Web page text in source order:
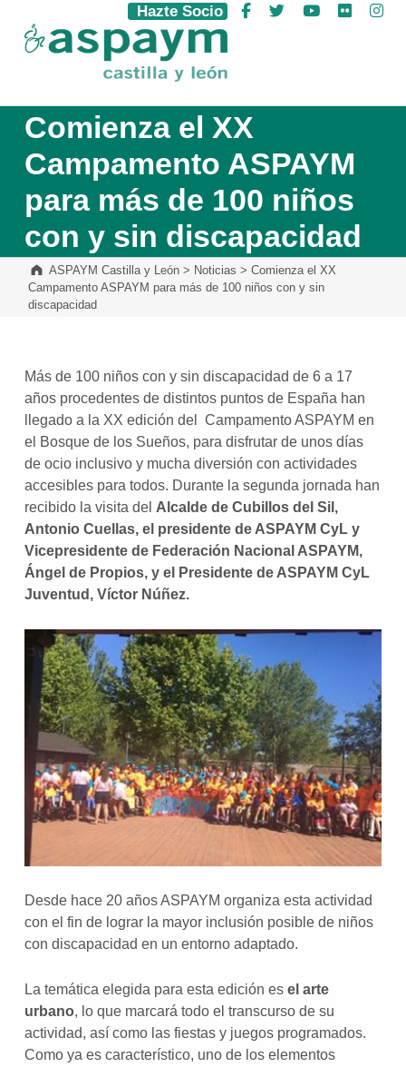
ASPAYM Castilla y León
Hazte Socio Facebook
Twitter YouTube
Flickr
Comienza el XX
Campamento ASPAYM
para más de 100 niños
con y sin discapacidad
ASPAYM Castilla y León> Noticias > Comienza el XX
Campamento ASPAYM para más de 100 niños con y sin
discapacidad
Más de 100 niños con y sin discapacidad de 6 a 17
años procedentes de distintos puntos de España han
llegado a la XX edición del Campamento ASPAYM en
el Bosque de los Sueños, para disfrutar de unos días
de ocio inclusivo y mucha diversión con actividades
accesibles para todos. Durante la segunda jornada han
recibido la visita del Alcalde de Cubillos del Sil,
Antonio Cuellas, el presidente de ASPAYM CyL y
Vicepresidente de Federación Nacional ASPAYM,
Ángel de Propios, y el Presidente de ASPAYM CyL
Juventud, Víctor Núñez.
Desde hace 20 años ASPAYM organiza esta actividad
con el fin de lograr la mayor inclusión posible de niños
con discapacidad en un entorno adaptado.
La temática elegida para esta edición es el arte
urbano, lo que marcará todo el transcurso de su
actividad, así como las fiestas y juegos programados.
Como ya es característico, uno de los elementos